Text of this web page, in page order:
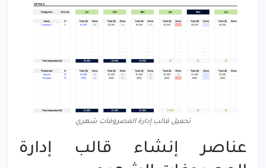
تحميل قالب إدارة المصروفات شهري
عناصر إنشاء قالب إدارة